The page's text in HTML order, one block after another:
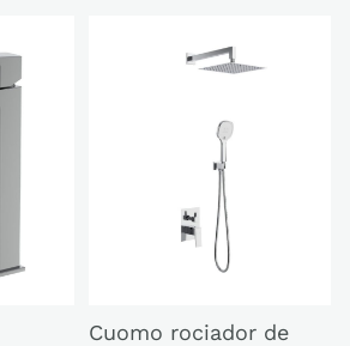
Cuomo rociador de